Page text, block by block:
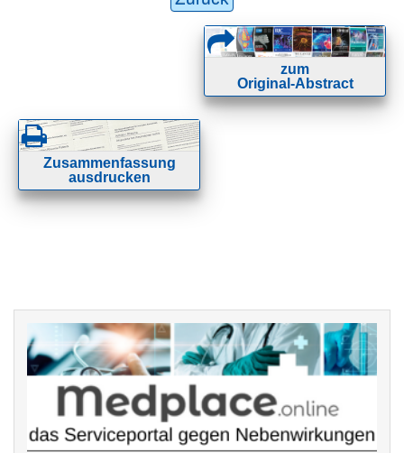
zum
Original-Abstract
Zusammenfassung
ausdrucken